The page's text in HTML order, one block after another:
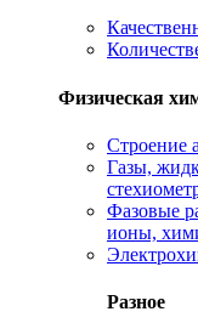
Физическая
Cтроение
Газы,
Фазовые
ионы,
Разное